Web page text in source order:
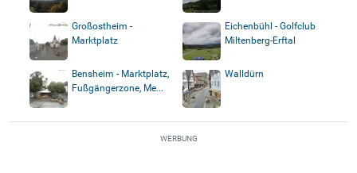
Großostheim -
Marktplatz
Eichenbühl - Golfclub
Miltenberg-Erftal
Bensheim - Marktplatz,
Fußgängerzone, Me...
Walldürn
WERBUNG